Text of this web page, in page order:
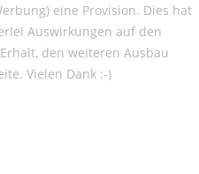
eine Provision. Dies hat
Auswirkungen auf den
den weiteren Ausbau
Vielen Dank :-)